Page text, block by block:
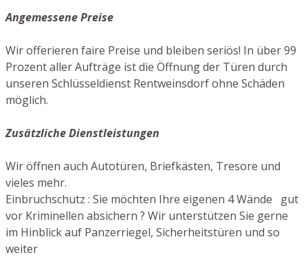
Angemessene Preise
Wir offerieren faire Preise und bleiben seriös! In über 99
Prozent aller Aufträge ist die Öffnung der Türen durch
unseren Schlüsseldienst Rentweinsdorf ohne Schäden
möglich.
Zusätzliche Dienstleistungen
Wir öffnen auch Autotüren, Briefkästen, Tresore und
vieles mehr.
Einbruchschutz : Sie möchten Ihre eigenen 4 Wände gut
vor Kriminellen absichern ? Wir unterstützen Sie gerne
im Hinblick auf Panzerriegel, Sicherheitstüren und so
weiter